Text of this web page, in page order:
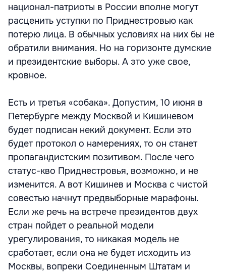
национал-патриоты в России вполне могут
расценить уступки по Приднестровью как
потерю лица. В обычных условиях на них бы не
обратили внимания. Но на горизонте думские
и президентские выборы. А это уже свое,
кровное.
Есть и третья «собака». Допустим, 10 июня в
Петербурге между Москвой и Кишиневом
будет подписан некий документ. Если это
будет протокол о намерениях, то он станет
пропагандистским позитивом. После чего
статус-кво Приднестровья, возможно, и не
изменится. А вот Кишинев и Москва с чистой
совестью начнут предвыборные марафоны.
Если же речь на встрече президентов двух
стран пойдет о реальной модели
урегулирования, то никакая модель не
сработает, если она не будет исходить из
Москвы, вопреки Соединенным Штатам и